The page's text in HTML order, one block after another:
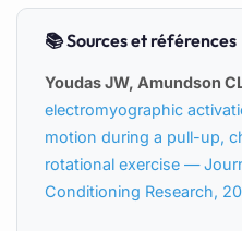
📚 Sources et références
Youdas JW, Amundson
electromyographic
motion during a pull-up,
rotational exercise —
Conditioning Research,